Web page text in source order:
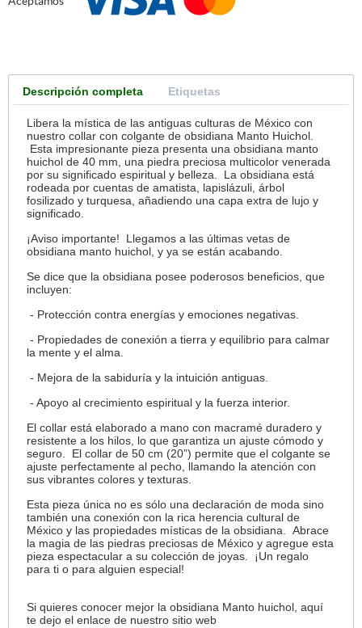
Descripción completa Etiquetas
Libera la mística de las antiguas culturas de México con
nuestro collar con colgante de obsidiana Manto Huichol.
Esta impresionante pieza presenta una obsidiana manto
huichol de 40 mm, una piedra preciosa multicolor venerada
por su significado espiritual y belleza. La obsidiana está
rodeada por cuentas de amatista, lapislázuli, árbol
fosilizado y turquesa, añadiendo una capa extra de lujo y
significado.
¡Aviso importante! Llegamos a las últimas vetas de
obsidiana manto huichol, y ya se están acabando.
Se dice que la obsidiana posee poderosos beneficios, que
incluyen:
- Protección contra energías y emociones negativas.
- Propiedades de conexión a tierra y equilibrio para calmar
la mente y el alma.
- Mejora de la sabiduría y la intuición antiguas.
- Apoyo al crecimiento espiritual y la fuerza interior.
El collar está elaborado a mano con macramé duradero y
resistente a los hilos, lo que garantiza un ajuste cómodo y
seguro. El collar de 50 cm (20”) permite que el colgante se
ajuste perfectamente al pecho, llamando la atención con
sus vibrantes colores y texturas.
Esta pieza única no es sólo una declaración de moda sino
también una conexión con la rica herencia cultural de
México y las propiedades místicas de la obsidiana. Abrace
la magia de las piedras preciosas de México y agregue esta
pieza espectacular a su colección de joyas. ¡Un regalo
para ti o para alguien especial!
Si quieres conocer mejor la obsidiana Manto huichol, aquí
te dejo el enlace de nuestro sitio web